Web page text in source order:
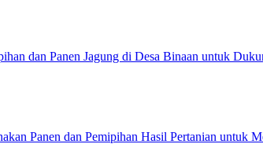
dan Panen Jagung di Desa Binaan untuk
Panen dan Pemipihan Hasil Pertanian untuk